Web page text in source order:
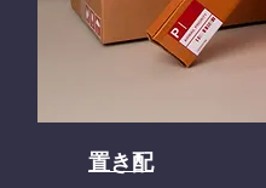
置き配